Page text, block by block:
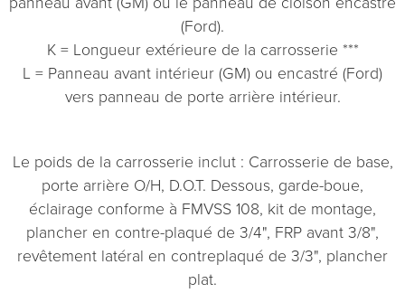
(Ford).
K = Longueur extérieure de la carrosserie ***
L = Panneau avant intérieur (GM) ou encastré (Ford)
vers panneau de porte arrière intérieur.
Le poids de la carrosserie inclut : Carrosserie de base,
porte arrière O/H, D.O.T. Dessous, garde-boue,
éclairage conforme à FMVSS 108, kit de montage,
plancher en contre-plaqué de 3/4", FRP avant 3/8",
revêtement latéral en contreplaqué de 3/3", plancher
plat.